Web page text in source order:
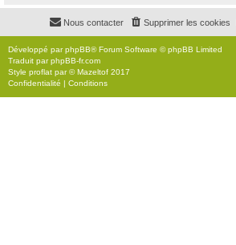
Supprimer les cookies
Nous contacter
Développé parphpBB® Forum Software © phpBB Limited
Traduit parphpBB-fr.com
Style proflat par ©Mazeltof 2017
Confidentialité | Conditions